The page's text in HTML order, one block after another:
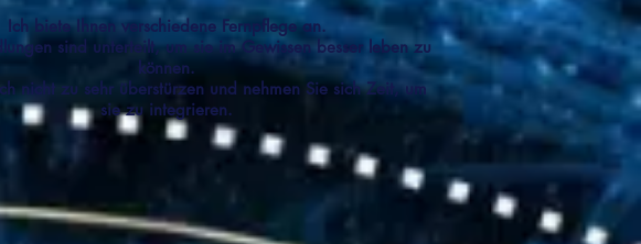
Ich biete Ihnen verschiedene Fernpflege an.
sind unterteilt, um sie im Gewissen besser leben zu
können.
nicht zu sehr überstürzen und nehmen Sie sich Zeit, um
sie zu integrieren.